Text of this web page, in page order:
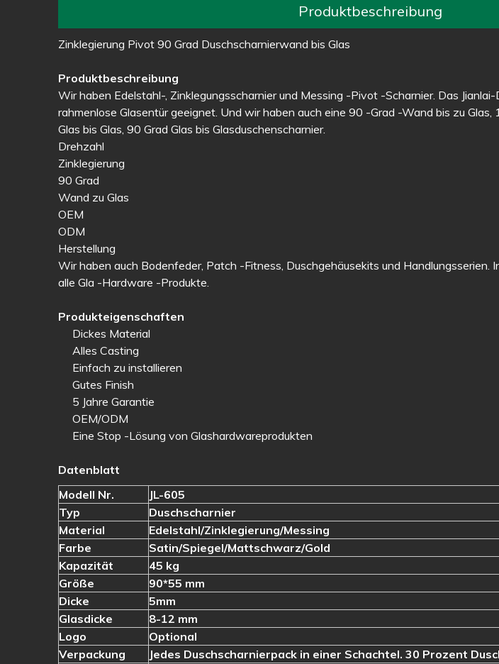
Produktbeschreibung
Zinklegierung Pivot 90 Grad Duschscharnierwand bis Glas
Produktbeschreibung
Wir haben Edelstahl-, Zinklegungsscharnier und Messing -Pivot -Scharnier. Das
rahmenlose Glasentür geeignet. Und wir haben auch eine 90 -Grad -Wand bis zu Glas,
Glas bis Glas, 90 Grad Glas bis Glasduschenscharnier.
Drehzahl
Zinklegierung
90 Grad
Wand zu Glas
OEM
ODM
Herstellung
Wir haben auch Bodenfeder, Patch -Fitness, Duschgehäusekits und Handlungsserien.
alle Gla -Hardware -Produkte.
Produkteigenschaften
Dickes Material
Alles Casting
Einfach zu installieren
Gutes Finish
5 Jahre Garantie
OEM/ODM
Eine Stop -Lösung von Glashardwareprodukten
Datenblatt
Modell Nr.
JL-605
Typ
Duschscharnier
Material
Edelstahl/Zinklegierung/Messing
Farbe
Satin/Spiegel/Mattschwarz/Gold
Kapazität
45 kg
Größe
90*55 mm
Dicke
5mm
Glasdicke
8-12 mm
Logo
Optional
Verpackung
Jedes Duschscharnierpack in einer Schachtel. 30 Prozent